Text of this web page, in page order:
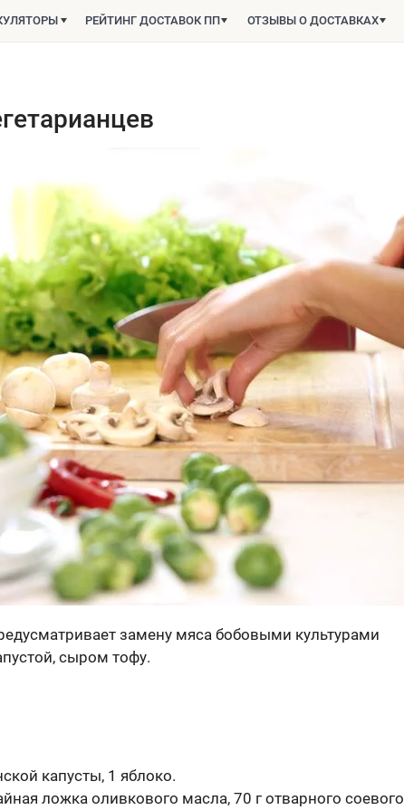
РЕЙТИНГ ДОСТАВОК ПП ОТЗЫВЫ О ДОСТАВКАХ
замену мяса бобовыми культурами
сыром тофу.
капусты, 1 яблоко.
ложка оливкового масла, 70 г отварного соевого